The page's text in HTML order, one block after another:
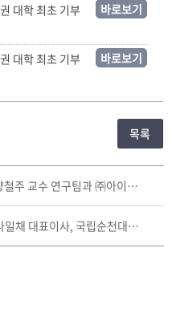
대학 최초 기부
바로보기
대학 최초 기부
바로보기
목록
㈜아이온텍 안강운 대표이사, 발전기금 1천만 원 기탁
사, 국립순천대에 발전기금 1천만 원 기탁